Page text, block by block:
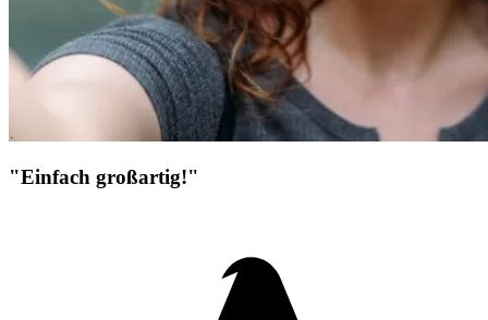
"Einfach großartig!"